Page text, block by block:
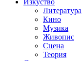
Изкуство
Литература
Кино
Музика
Живопис
Сцена
Теория